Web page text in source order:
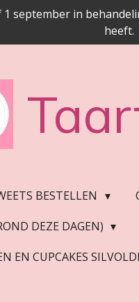
september in
heeft.
BESTELLEN
DEZE DAGEN)
EN CUPCAKES